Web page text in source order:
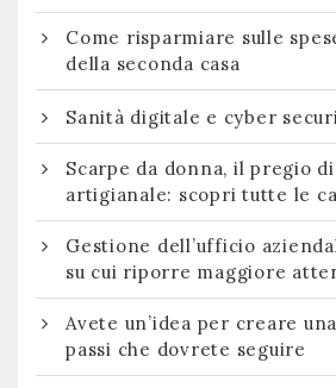
Come risparmiare sulle
della seconda casa
Sanità digitale e cyber
Scarpe da donna, il pregio
artigianale: scopri tutte le
Gestione dell’ufficio
su cui riporre maggiore
Avete un’idea per creare
passi che dovrete seguire